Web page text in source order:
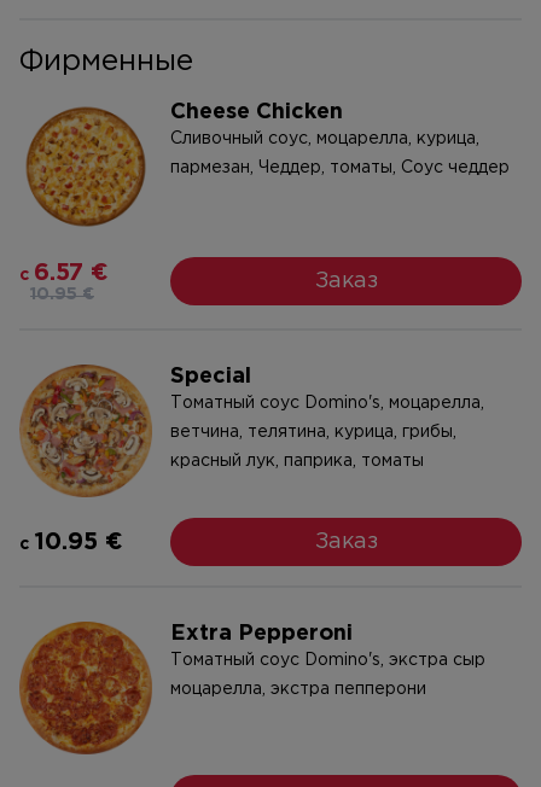
Фирменные
Cheese Chicken
Cливочный соус, моцарелла, курица,
пармезан, Чeддeр, томаты, Cоус чеддер
c 6.57 €
10.95 €
Заказ
Special
Tоматный соус Domino's, моцарелла,
ветчина, телятина, курица, грибы,
красный лук, паприка, томаты
c 10.95 € Заказ
Extra Pepperoni
Tоматный соус Domino's, экстра сыр
моцарелла, экстра пепперони